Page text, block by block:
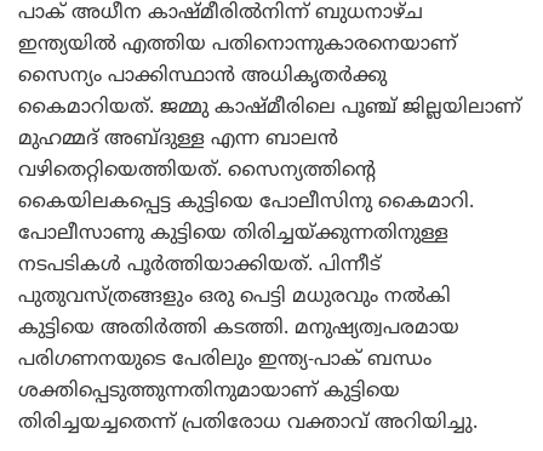
പാക് അധീന കാഷ്മീരില്‍നിന്ന് ബുധനാഴ്ച
ഇന്ത്യയില്‍ എത്തിയ പതിനൊന്നുകാരനെയാണ്
സൈന്യം പാക്കിസ്ഥാന്‍ അധികൃതര്‍ക്കു
കൈമാറിയത്. ജമ്മു കാഷ്മീരിലെ പൂഞ്ച് ജില്ലയിലാണ്
മുഹമ്മദ് അബ്ദുള്ള എന്ന ബാലന്‍
വഴിതെറ്റിയെത്തിയത്. സൈന്യത്തിന്റെ
കൈയിലകപ്പെട്ട കുട്ടിയെ പോലീസിനു കൈമാറി.
പോലീസാണു കുട്ടിയെ തിരിച്ചയ്ക്കുന്നതിനുള്ള
നടപടികള്‍ പൂര്‍ത്തിയാക്കിയത്. പിന്നീട്
പുതുവസ്ത്രങ്ങളും ഒരു പെട്ടി മധുരവും നല്‍കി
കുട്ടിയെ അതിര്‍ത്തി കടത്തി. മനുഷ്യത്വപരമായ
പരിഗണനയുടെ പേരിലും ഇന്ത്യ-പാക് ബന്ധം
ശക്തിപ്പെടുത്തുന്നതിനുമായാണ് കുട്ടിയെ
തിരിച്ചയച്ചതെന്ന് പ്രതിരോധ വക്താവ് അറിയിച്ചു.